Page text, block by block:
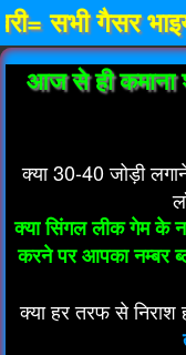
भाइयों के
आज से ही कमाना
क्या 30-40 जोड़ी
क्या सिंगल लीक गेम के
करने पर आपका नम्बर
क्या हर तरफ से